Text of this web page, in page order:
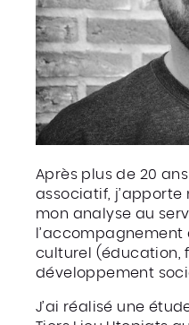
Après plus de 20
associatif,
mon analyse au
l’accompagnement
culturel (éducation,
développement
J’ai réalisé une